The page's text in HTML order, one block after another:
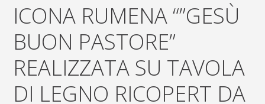
ICONA RUMENA “”GESÙ
BUON PASTORE”
REALIZZATA SU TAVOLA
DI LEGNO RICOPERT DA